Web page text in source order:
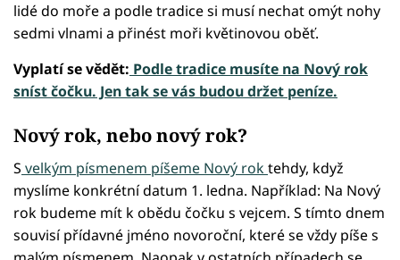
lidé do moře a podle tradice si musí nechat omýt nohy
sedmi vlnami a přinést moři květinovou oběť.
Vyplatí se vědět: Podle tradice musíte na Nový rok
sníst čočku. Jen tak se vás budou držet peníze.
Nový rok, nebo nový rok?
S velkým písmenem píšeme Nový rok tehdy, když
myslíme konkrétní datum 1. ledna. Například: Na Nový
rok budeme mít k obědu čočku s vejcem. S tímto dnem
souvisí přídavné jméno novoroční, které se vždy píše s